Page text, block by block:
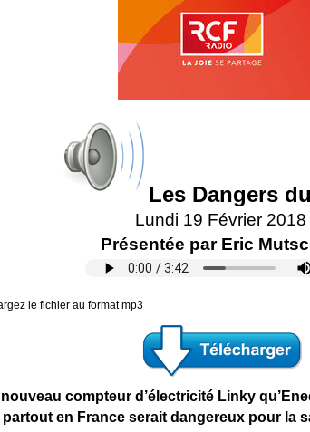
Les Dangers
Lundi 19 Février 2018
Présentée par Eric
le fichier au format mp3
compteur d’électricité Linky
partout en France serait dangereux pour la